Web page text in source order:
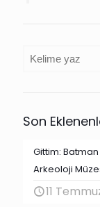
Ara
Son
Gittim:
Arkeoloji
11